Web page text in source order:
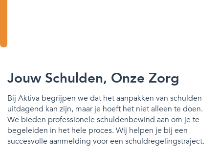
Jouw Schulden, Onze Zorg
Bij Aktiva begrijpen we dat het aanpakken van schulden
uitdagend kan zijn, maar je hoeft het niet alleen te doen.
We bieden professionele schuldenbewind aan om je te
begeleiden in het hele proces. Wij helpen je bij een
succesvolle aanmelding voor een schuldregelingstraject.